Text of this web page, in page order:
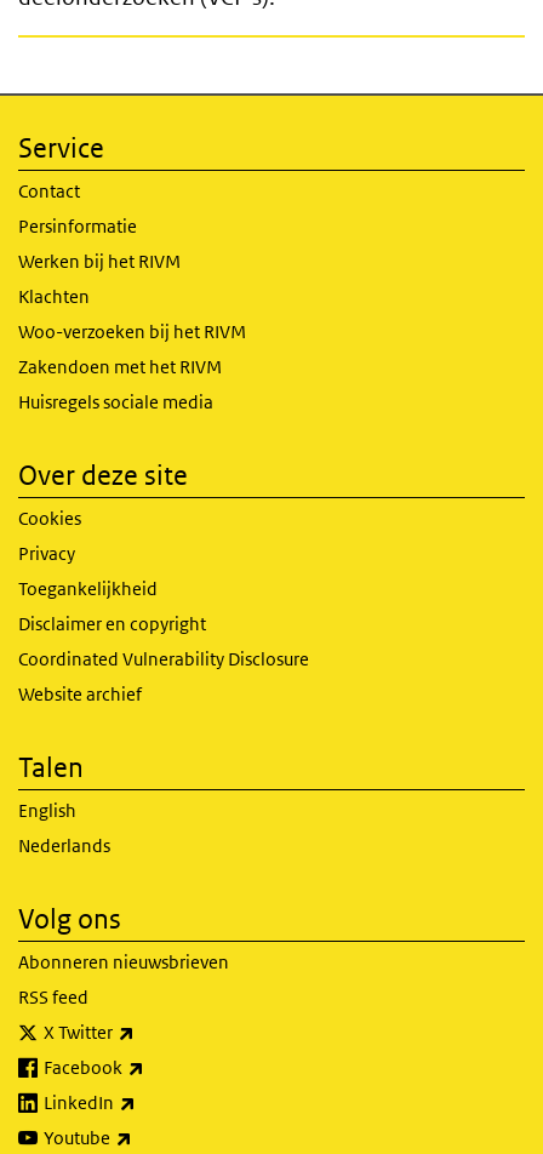
Service
Contact
Persinformatie
Werken bij het RIVM
Klachten
Woo-verzoeken bij het RIVM
Zakendoen met het RIVM
Huisregels sociale media
Over deze site
Cookies
Privacy
Toegankelijkheid
Disclaimer en copyright
Coordinated Vulnerability Disclosure
Website archief
Talen
English
Nederlands
Volg ons
Abonneren nieuwsbrieven
RSS feed
X Twitter
Facebook
LinkedIn
Youtube